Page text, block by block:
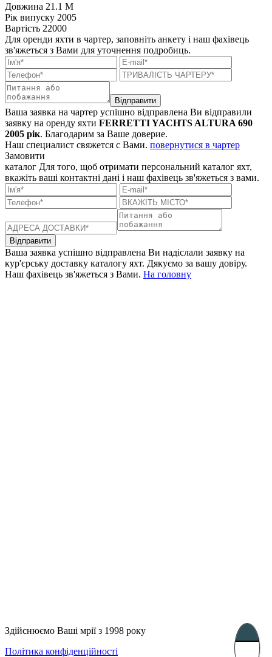
Довжина 21.1 M
Рік випуску 2005
Вартість 22000
Для оренди яхти в чартер, заповніть анкету і наш фахівець
зв'яжеться з Вами для уточнення подробиць.
Відправити
Ваша заявка на чартер успішно відправлена Ви відправили
заявку на оренду яхти FERRETTI YACHTS ALTURA 690
2005 рік. Благодарим за Ваше доверие.
Наш специалист свяжется с Вами. повернутися в чартер
Замовити
каталог Для того, щоб отримати персональний каталог яхт,
вкажіть ваші контактні дані і наш фахівець зв'яжеться з вами.
Відправити
Ваша заявка успішно відправлена Ви надіслали заявку на
кур'єрську доставку каталогу яхт. Дякуємо за вашу довіру.
Наш фахівець зв'яжеться з Вами. На головну
Здійснюємо Ваші мрії з 1998 року
Політика конфіденційності